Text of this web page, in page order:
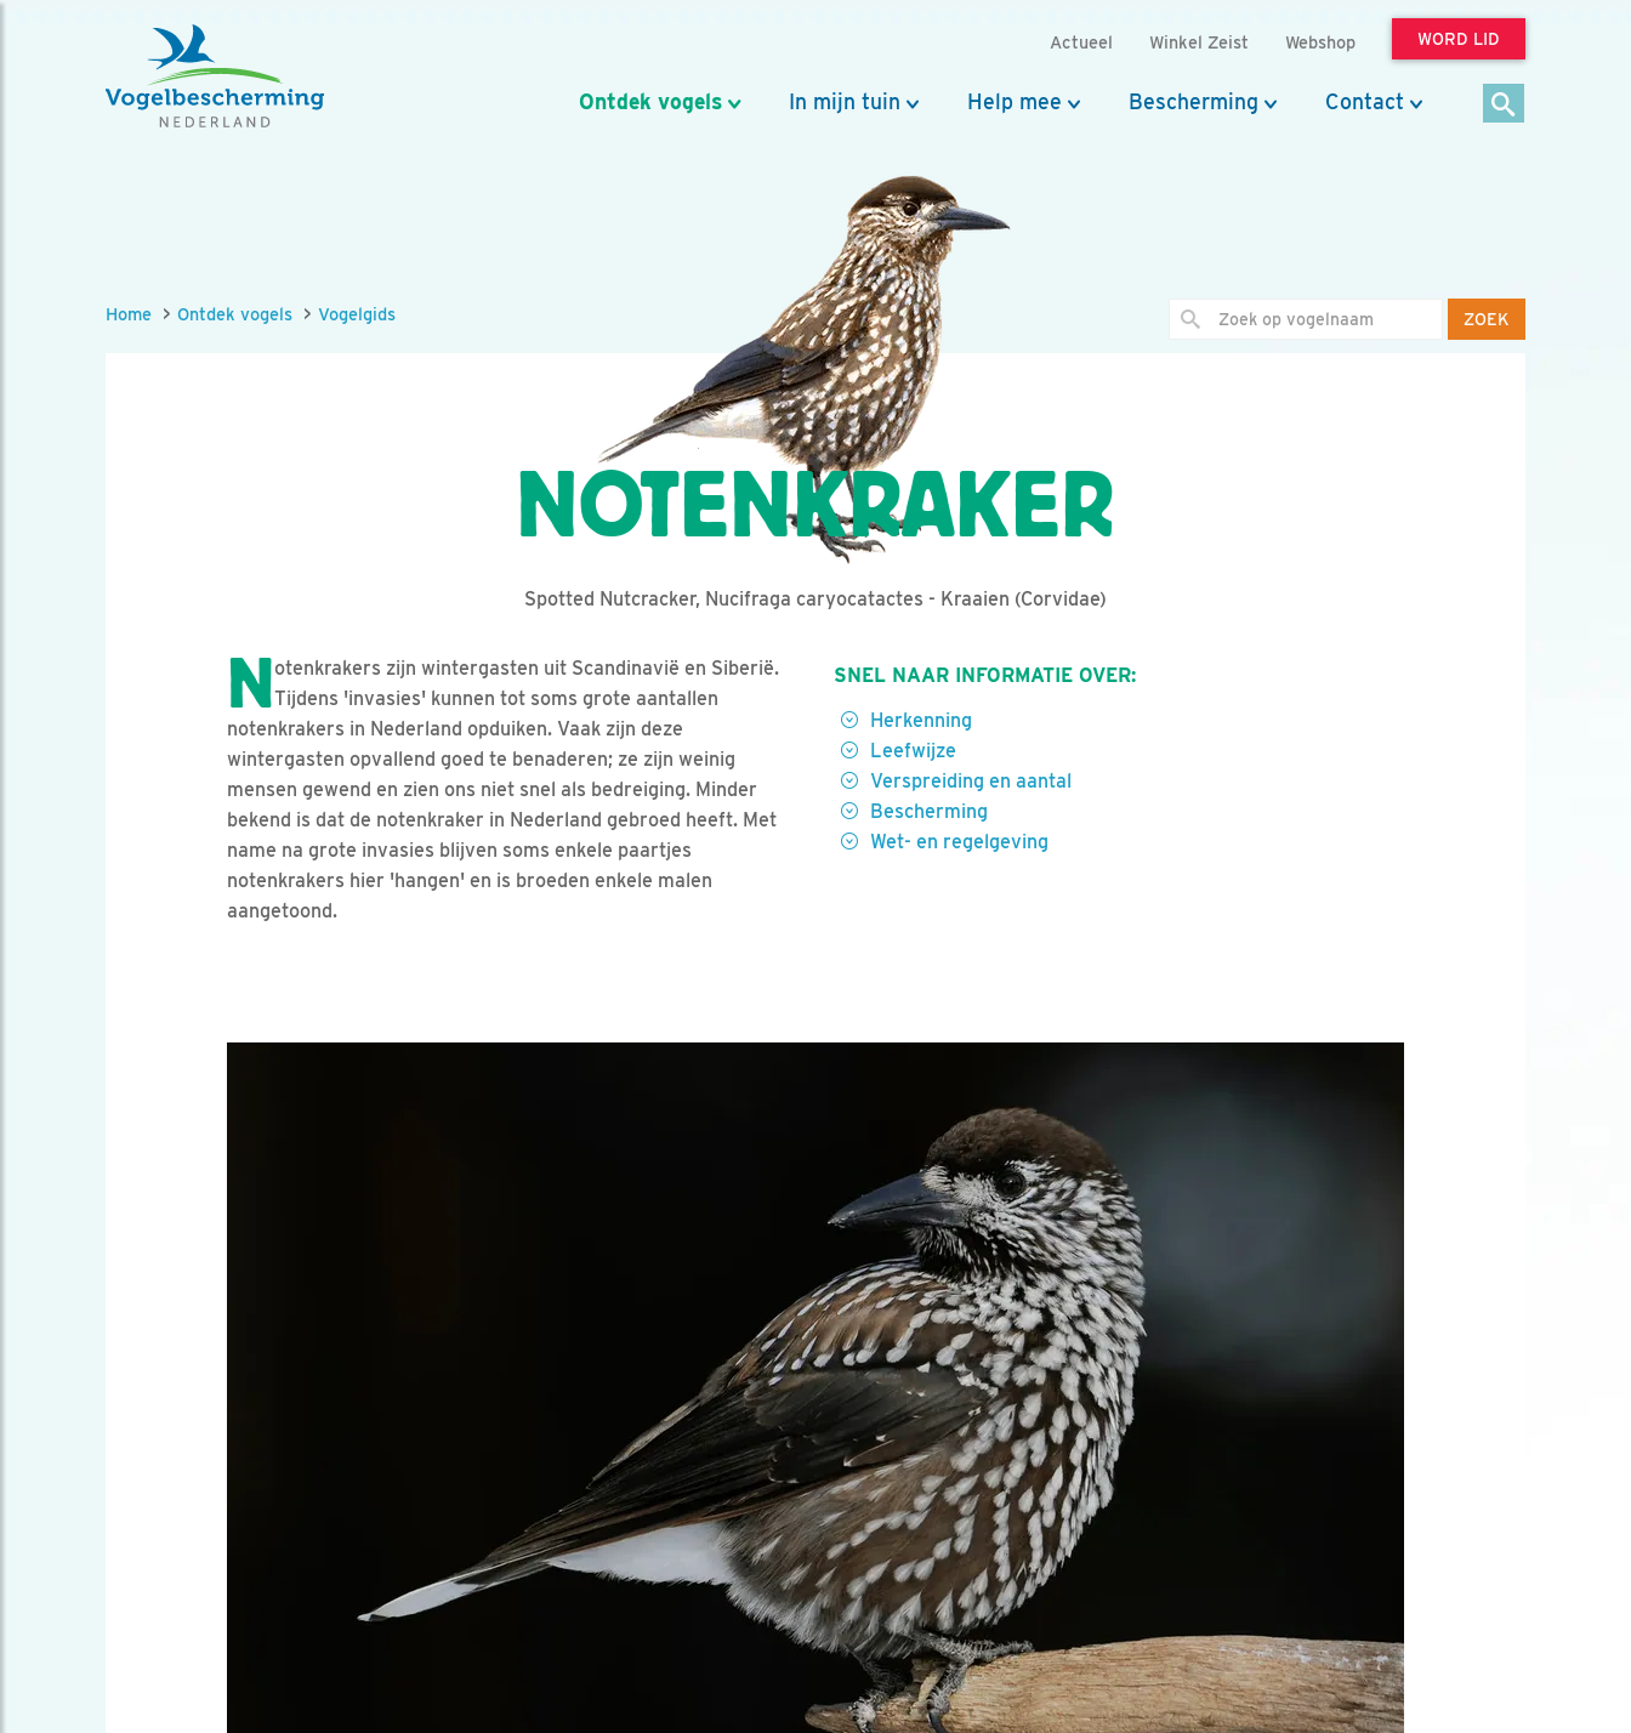
Actueel Winkel Zeist Webshop WORD LID
Ontdek vogels In mijn tuin Help mee Bescherming Contact
ZOEK
Home Ontdek vogels Vogelgids
NOTENKRAKER
Spotted Nutcracker, Nucifraga caryocatactes - Kraaien (Corvidae)
Notenkrakers zijn wintergasten uit Scandinavië en Siberië.
Tijdens 'invasies' kunnen tot soms grote aantallen
notenkrakers in Nederland opduiken. Vaak zijn deze
wintergasten opvallend goed te benaderen; ze zijn weinig
mensen gewend en zien ons niet snel als bedreiging. Minder
bekend is dat de notenkraker in Nederland gebroed heeft. Met
name na grote invasies blijven soms enkele paartjes
notenkrakers hier 'hangen' en is broeden enkele malen
aangetoond.
SNEL NAAR INFORMATIE OVER:
Herkenning
Leefwijze
Verspreiding en aantal
Bescherming
Wet- en regelgeving